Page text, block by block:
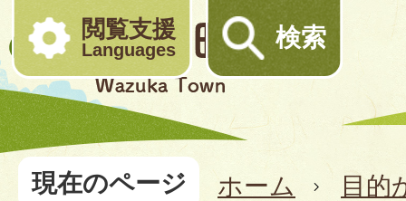
閲覧支援
Languages 検索
現在のページ ホーム 目的